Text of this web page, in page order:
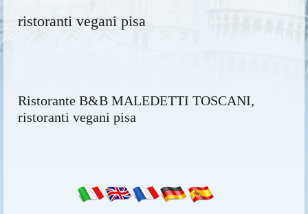
ristoranti vegani pisa
Ristorante B&B MALEDETTI TOSCANI,
ristoranti vegani pisa